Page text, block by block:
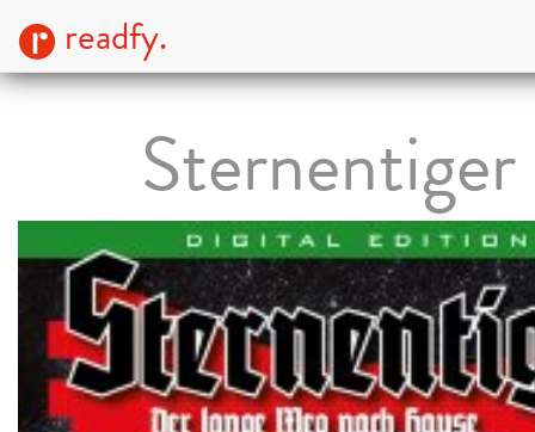
readfy.